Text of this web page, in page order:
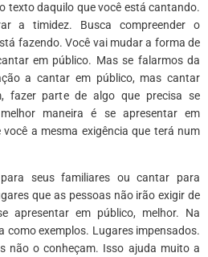
texto daquilo que você está cantando.
a timidez. Busca compreender o
fazendo. Você vai mudar a forma de
em público. Mas se falarmos da
a cantar em público, mas cantar
fazer parte de algo que precisa se
maneira é se apresentar em
a mesma exigência que terá num
seus familiares ou cantar para
que as pessoas não irão exigir de
apresentar em público, melhor. Na
como exemplos. Lugares impensados.
não o conheçam. Isso ajuda muito a